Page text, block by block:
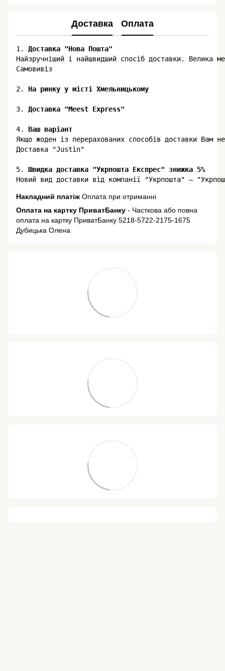
Доставка Оплата
1. Доставка "Нова Пошта"
​​Найзручніший і найшвидший спосіб доставки. Велика
Самовивіз
2.
3. Доставка "Meest Express"
4. Ваш варіант
Якщо жоден із перерахованих способів доставки Вам
Доставка "Justin"
5. Швидка доставка "Укрпошта Експрес" знижка 5%
Накладний платіж Оплата при отриманні
Оплата на картку ПриватБанку - Часткова або повна
оплата на картку ПриватБанку 5218-5722-2175-1675
Дубицька Олена